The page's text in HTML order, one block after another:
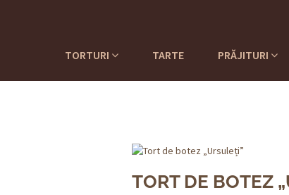
TORTURI TARTE PRĂJITURI
TORT DE BOTEZ